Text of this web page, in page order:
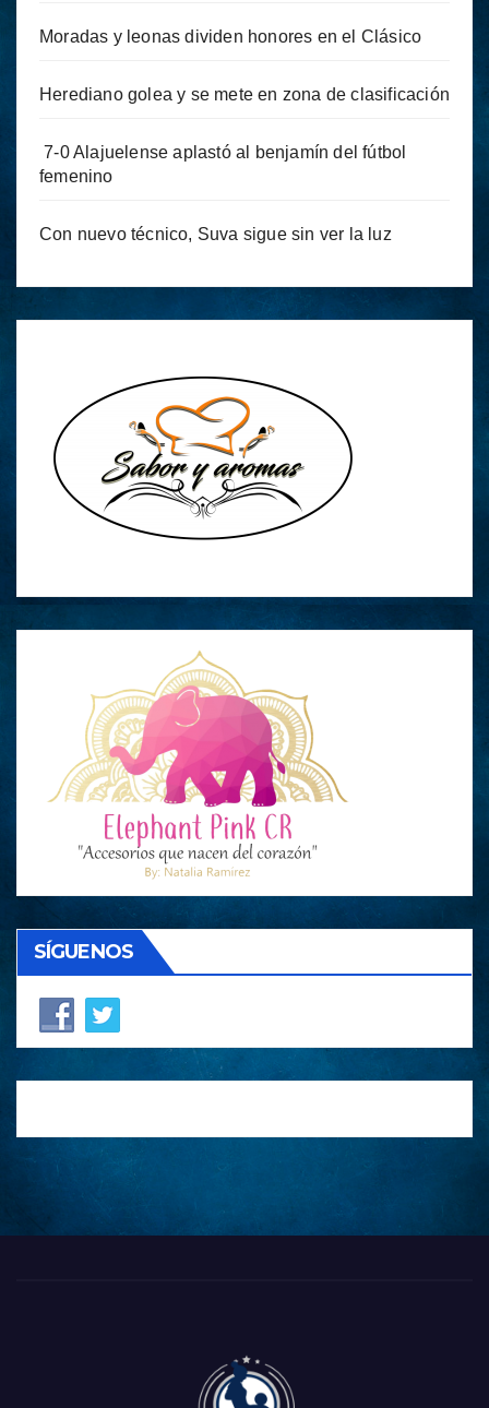
Moradas y leonas dividen honores en el Clásico
Herediano golea y se mete en zona de clasificación
7-0 Alajuelense aplastó al benjamín del fútbol
femenino
Con nuevo técnico, Suva sigue sin ver la luz
SÍGUENOS